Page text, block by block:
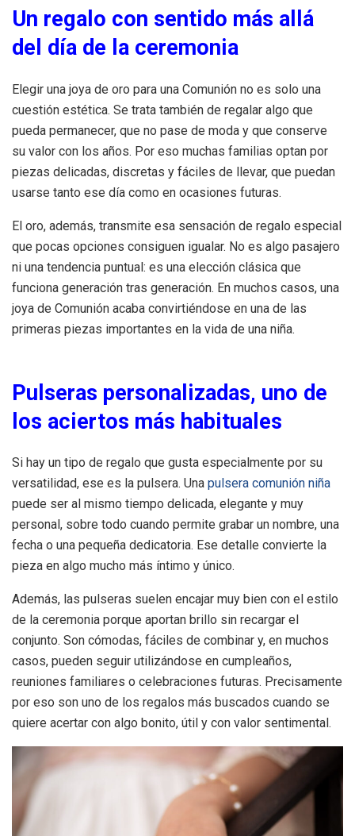
Un regalo con sentido más allá
del día de la ceremonia
Elegir una joya de oro para una Comunión no es solo una
cuestión estética. Se trata también de regalar algo que
pueda permanecer, que no pase de moda y que conserve
su valor con los años. Por eso muchas familias optan por
piezas delicadas, discretas y fáciles de llevar, que puedan
usarse tanto ese día como en ocasiones futuras.
El oro, además, transmite esa sensación de regalo especial
que pocas opciones consiguen igualar. No es algo pasajero
ni una tendencia puntual: es una elección clásica que
funciona generación tras generación. En muchos casos, una
joya de Comunión acaba convirtiéndose en una de las
primeras piezas importantes en la vida de una niña.
Pulseras personalizadas, uno de
los aciertos más habituales
Si hay un tipo de regalo que gusta especialmente por su
versatilidad, ese es la pulsera. Una pulsera comunión niña
puede ser al mismo tiempo delicada, elegante y muy
personal, sobre todo cuando permite grabar un nombre, una
fecha o una pequeña dedicatoria. Ese detalle convierte la
pieza en algo mucho más íntimo y único.
Además, las pulseras suelen encajar muy bien con el estilo
de la ceremonia porque aportan brillo sin recargar el
conjunto. Son cómodas, fáciles de combinar y, en muchos
casos, pueden seguir utilizándose en cumpleaños,
reuniones familiares o celebraciones futuras. Precisamente
por eso son uno de los regalos más buscados cuando se
quiere acertar con algo bonito, útil y con valor sentimental.